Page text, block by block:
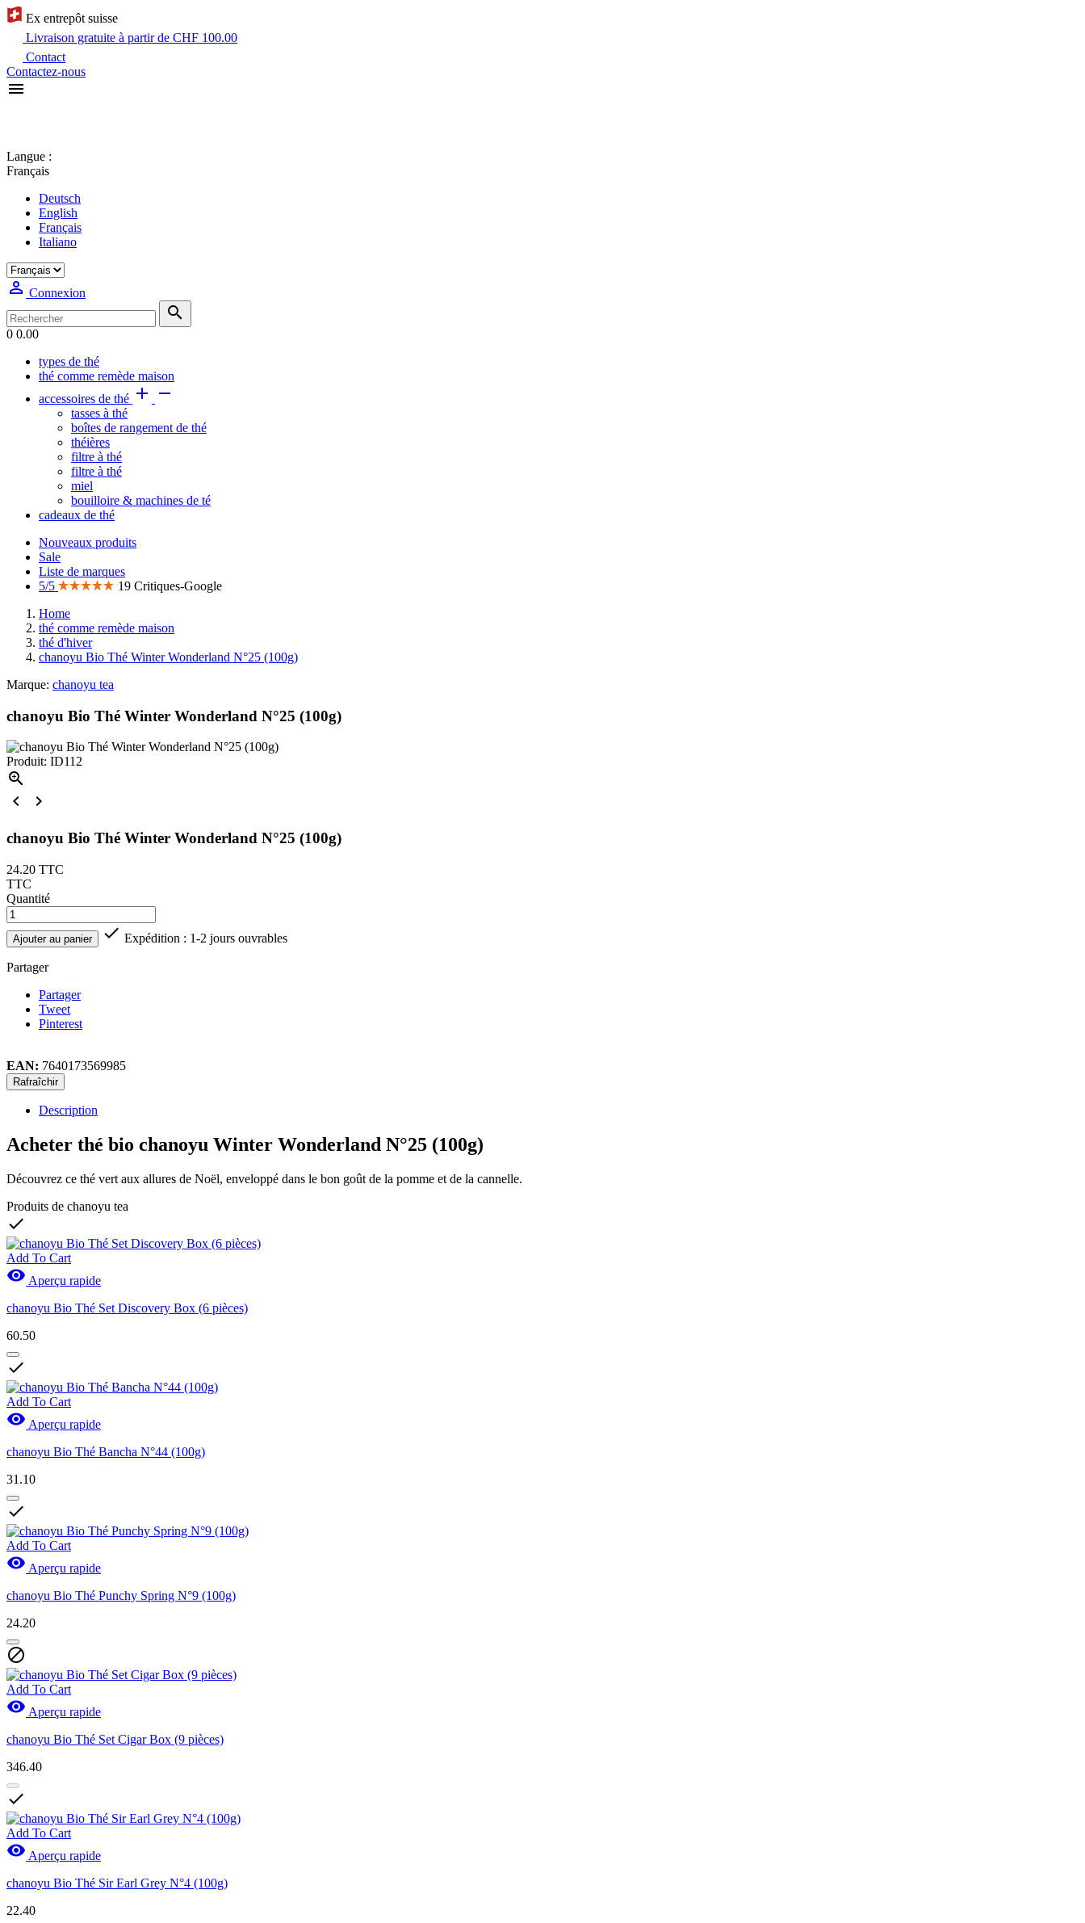
Ex entrepôt suisse
Livraison gratuite à partir de CHF 100.00
Contact
Contactez-nous

Langue :
Français
Deutsch
English
Français
Italiano
 Connexion

0 0.00
types de thé
thé comme remède maison
accessoires de thé  
tasses à thé
boîtes de rangement de thé
théières
filtre à thé
filtre à thé
miel
bouilloire & machines de té
cadeaux de thé
Nouveaux produits
Sale
Liste de marques
5/5
19 Critiques-Google
Home
thé comme remède maison
thé d'hiver
chanoyu Bio Thé Winter Wonderland N°25 (100g)
Marque: chanoyu tea
chanoyu Bio Thé Winter Wonderland N°25 (100g)
Produit: ID112



chanoyu Bio Thé Winter Wonderland N°25 (100g)
24.20 TTC
TTC
Quantité
Ajouter au panier  Expédition : 1-2 jours ouvrables
Partager
Partager
Tweet
Pinterest
EAN: 7640173569985
Description
Acheter thé bio chanoyu Winter Wonderland N°25 (100g)
Découvrez ce thé vert aux allures de Noël, enveloppé dans le bon goût de la pomme et de la cannelle.
Produits de chanoyu tea

Add To Cart
 Aperçu rapide
chanoyu Bio Thé Set Discovery Box (6 pièces)
60.50

Add To Cart
 Aperçu rapide
chanoyu Bio Thé Bancha N°44 (100g)
31.10

Add To Cart
 Aperçu rapide
chanoyu Bio Thé Punchy Spring N°9 (100g)
24.20

Add To Cart
 Aperçu rapide
chanoyu Bio Thé Set Cigar Box (9 pièces)
346.40

Add To Cart
 Aperçu rapide
chanoyu Bio Thé Sir Earl Grey N°4 (100g)
22.40